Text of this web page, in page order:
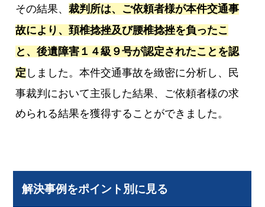
その結果、裁判所は、ご依頼者様が本件交通事
故により、頚椎捻挫及び腰椎捻挫を負ったこ
と、後遺障害１４級９号が認定されたことを認
定 しました。本件交通事故を緻密に分析し、民
事裁判において主張した結果、ご依頼者様の求
められる結果を獲得することができました。
解決事例をポイント別に見る